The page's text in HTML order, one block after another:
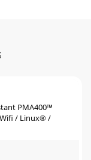
PMA400™
/ Linux® /